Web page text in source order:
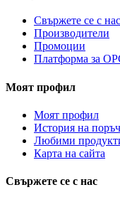
Свържете се с нас
Производители
Промоции
Платформа за
Моят профил
Моят профил
История на
Любими
Карта на сайта
Свържете се с нас